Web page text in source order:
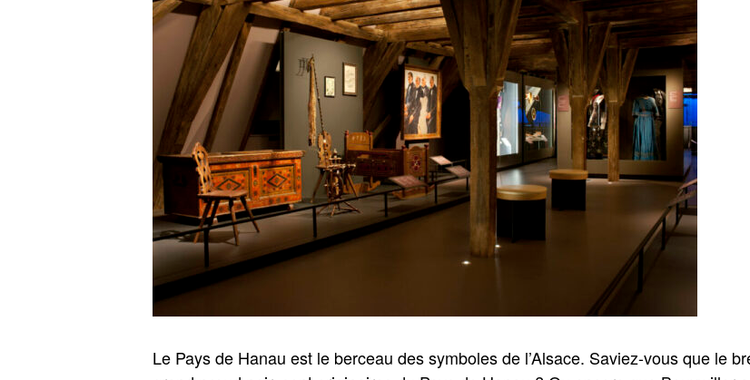
Le Pays de Hanau est le berceau des symboles de l’Alsace. Saviez-vous que le